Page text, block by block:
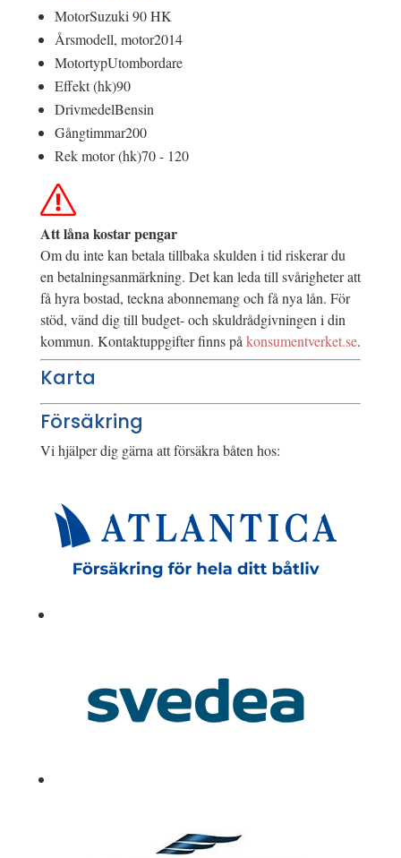
MotorSuzuki 90 HK
Årsmodell, motor2014
MotortypUtombordare
Effekt (hk)90
DrivmedelBensin
Gångtimmar200
Rek motor (hk)70 - 120
Att låna kostar pengar
Om du inte kan betala tillbaka skulden i tid riskerar du
en betalningsanmärkning. Det kan leda till svårigheter att
få hyra bostad, teckna abonnemang och få nya lån. För
stöd, vänd dig till budget- och skuldrådgivningen i din
kommun. Kontaktuppgifter finns på konsumentverket.se.
Karta
Försäkring
Vi hjälper dig gärna att försäkra båten hos: